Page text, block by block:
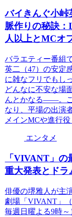
バイきんぐ小峠
脈作りの秘訣
人以上とMCオ
バラエティー番組
英二（47）の安定
に雑なフリでもし
どんなに不安な場
んとかなる――。
なり、平場の出演
メインMCや進行役
エンタメ
「VIVANT」の
重大発表とドラ
俳優の堺雅人が主
劇場「VIVANT」
毎週日曜よる9時